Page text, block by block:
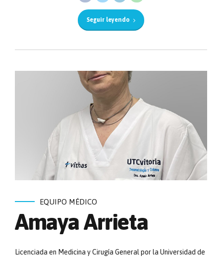
Seguir leyendo
EQUIPO MÉDICO
Amaya Arrieta
Licenciada en Medicina y Cirugía General por la Universidad de